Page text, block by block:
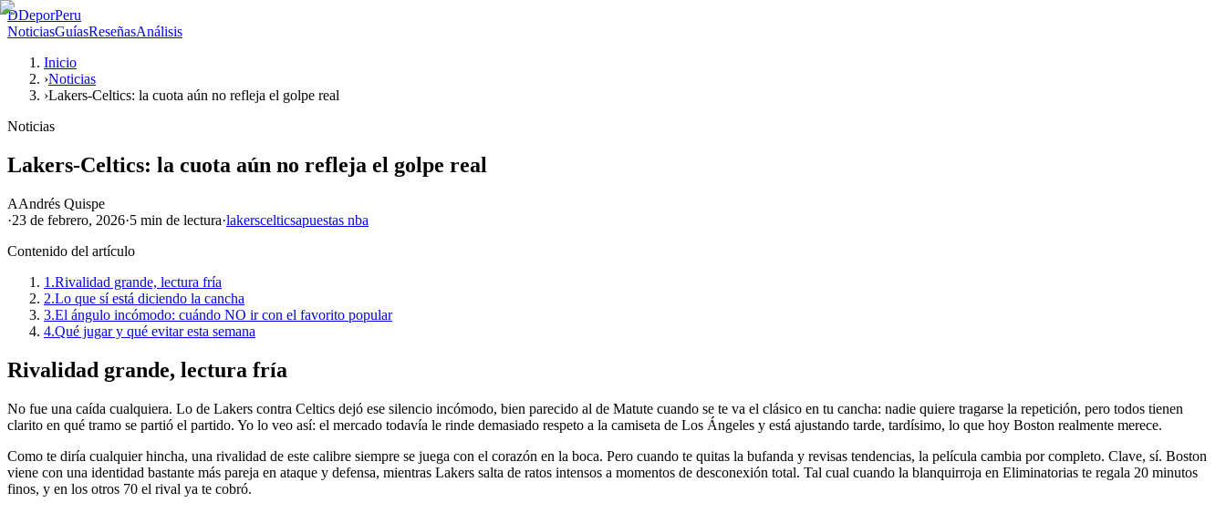
DDeporPeru
NoticiasGuíasReseñasAnálisis
Inicio
›Noticias
›Lakers-Celtics: la cuota aún no refleja el golpe real
Noticias
Lakers-Celtics: la cuota aún no refleja el golpe real
AAndrés Quispe
·23 de febrero, 2026·5 min de lectura·lakerscelticsapuestas nba
Contenido del artículo
1.Rivalidad grande, lectura fría
2.Lo que sí está diciendo la cancha
3.El ángulo incómodo: cuándo NO ir con el favorito popular
4.Qué jugar y qué evitar esta semana
Rivalidad grande, lectura fría
No fue una caída cualquiera. Lo de Lakers contra Celtics dejó ese silencio incómodo, bien parecido al de Matute cuando se te va el clásico en tu cancha: nadie quiere tragarse la repetición, pero todos tienen
clarito en qué tramo se partió el partido. Yo lo veo así: el mercado todavía le rinde demasiado respeto a la camiseta de Los Ángeles y está ajustando tarde, tardísimo, lo que hoy Boston realmente merece.
Como te diría cualquier hincha, una rivalidad de este calibre siempre se juega con el corazón en la boca. Pero cuando te quitas la bufanda y revisas tendencias, la película cambia por completo. Clave, sí. Boston
viene con una identidad bastante más pareja en ataque y defensa, mientras Lakers salta de ratos intensos a momentos de desconexión total. Tal cual cuando la blanquirroja en Eliminatorias te regala 20 minutos
finos, y en los otros 70 el rival ya te cobró.